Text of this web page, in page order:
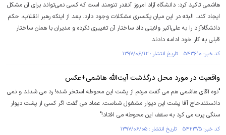
هاشمی تاکید کرد: دانشگاه آزاد امروز آنقدر تنومند است که کسی نمی‌تواند برای آن مشکل
ایجاد کند. البته در این میان یک‌سری مشکلات وجود دارد. بعد از اینکه رهبر انقلاب، حکم
دانشگاه‌آزاد را به علی‌اکبر ولایتی داد ساختار آن تغییری نکرده و مدیران با همان ساختار
قبلی به کار خود ادامه دادند.
کد خبر: ۵۴۳۶۱۰ تاریخ انتشار : ۱۳۹۷/۰۶/۱۲
واقعیت در مورد محل درگذشت آیت‌الله هاشمی+عکس
"نوه آقای هاشمی هم می گفت مردم از پشت این محوطه استخر شده! رد می شدند و نمی
دانستندحاج آقا پشت این دیوار مشغول شناست. عماد می گفت اگر کسی از پشت دیوار
سنگی پرت می کرد به سقف این محوطه می افتاد!"
کد خبر: ۵۴۲۳۷۵ تاریخ انتشار : ۱۳۹۷/۰۶/۰۵